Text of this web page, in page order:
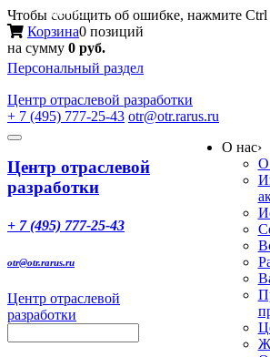
Чтобы сообщить об ошибке, нажмите Ctrl
Корзина0 позиций
на сумму 0 руб.
Персональный раздел
Центр отраслевой разработки
+ 7 (495) 777-25-43 otr@otr.rarus.ru
Toggle
Меню
Центр отраслевой
разработки
+ 7 (495) 777-25-43
otr@otr.rarus.ru
Центр отраслевой
разработки
О нас›
О